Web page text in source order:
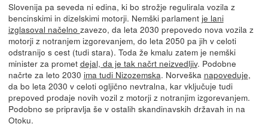
Slovenija pa seveda ni edina, ki bo strožje regulirala vozila z
bencinskimi in dizelskimi motorji. Nemški parlament je lani
izglasoval načelno zavezo, da leta 2030 prepovedo nova vozila z
motorji z notranjem izgorevanjem, do leta 2050 pa jih v celoti
odstranijo s cest (tudi stara). Toda že kmalu zatem je nemški
minister za promet dejal, da je tak načrt neizvedljiv. Podobne
načrte za leto 2030 ima tudi Nizozemska. Norveška napoveduje,
da bo leta 2030 v celoti ogljično nevtralna, kar vključuje tudi
prepoved prodaje novih vozil z motorji z notranjim izgorevanjem.
Podobno se pripravlja še v ostalih skandinavskih državah in na
Otoku.